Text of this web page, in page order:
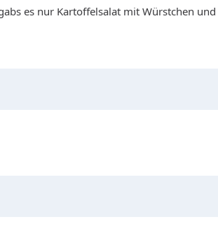
es nur Kartoffelsalat mit Würstchen